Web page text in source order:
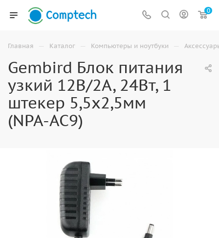
0
Главная — Каталог — Компьютеры и ноутбуки —
Gembird Блок питания
узкий 12В/2А, 24Вт, 1
штекер 5,5х2,5мм
(NPA-AC9)